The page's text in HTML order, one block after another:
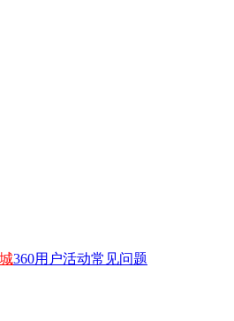
360用户活动常见问题